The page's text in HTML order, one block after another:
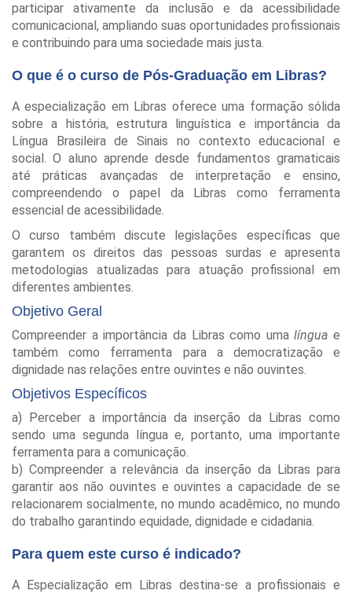
participar ativamente da inclusão e da acessibilidade
comunicacional, ampliando suas oportunidades profissionais
e contribuindo para uma sociedade mais justa.
O que é o curso de Pós-Graduação em Libras?
A especialização em Libras oferece uma formação sólida
sobre a história, estrutura linguística e importância da
Língua Brasileira de Sinais no contexto educacional e
social. O aluno aprende desde fundamentos gramaticais
até práticas avançadas de interpretação e ensino,
compreendendo o papel da Libras como ferramenta
essencial de acessibilidade.
O curso também discute legislações específicas que
garantem os direitos das pessoas surdas e apresenta
metodologias atualizadas para atuação profissional em
diferentes ambientes.
Objetivo Geral
Compreender a importância da Libras como umalíngua e
também como ferramenta para a democratização e
dignidade nas relações entre ouvintes e não ouvintes.
Objetivos Específicos
a) Perceber a importância da inserção da Libras como
sendo uma segunda língua e, portanto, uma importante
ferramenta para a comunicação.
b) Compreender a relevância da inserção da Libras para
garantir aos não ouvintes e ouvintes a capacidade de se
relacionarem socialmente, no mundo acadêmico, no mundo
do trabalho garantindo equidade, dignidade e cidadania.
Para quem este curso é indicado?
A Especialização em Libras destina-se a profissionais e